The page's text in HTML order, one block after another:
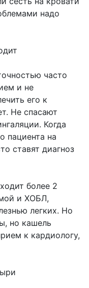
надо
часто
и не
его к
Не спасают
Когда
пациента на
ставят диагноз
более 2
и ХОБЛ,
легких. Но
но кашель
к кардиологу,